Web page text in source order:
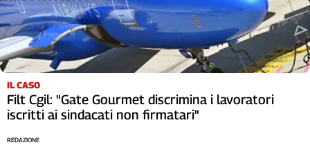
IL CASO
Filt Cgil: "Gate Gourmet discrimina i lavoratori
iscritti ai sindacati non firmatari"
REDAZIONE